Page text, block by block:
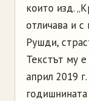
които изд.
отличава и с
Рушди,
Текстът му е
април 2019